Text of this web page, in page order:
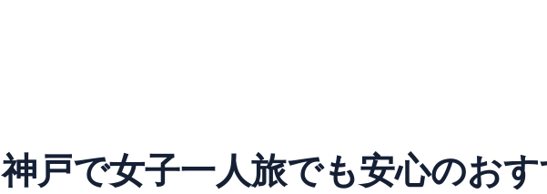
神戸で女子一人旅でも安心のお